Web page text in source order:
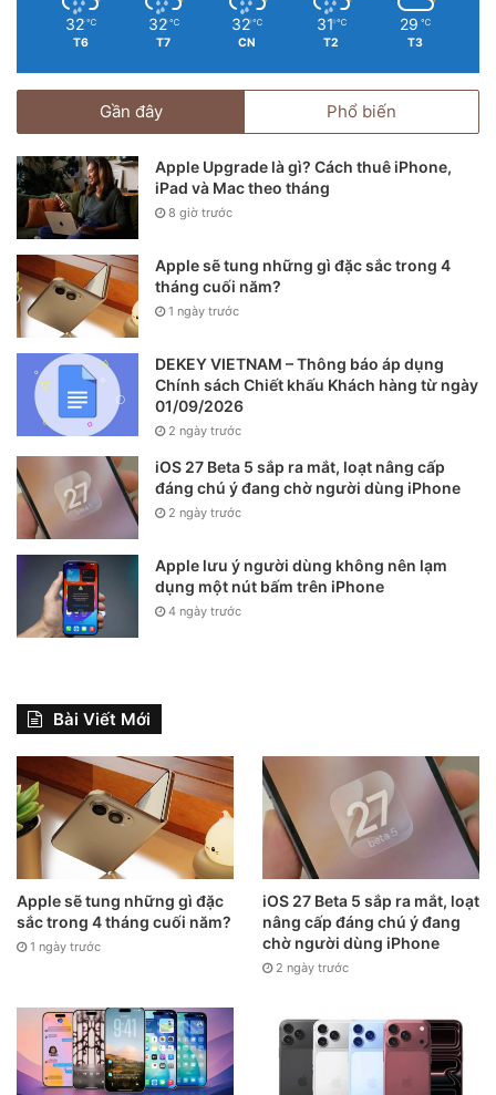
32 ℃
T6
32 ℃
T7
32 ℃
CN
31 ℃
T2
29 ℃
T3
Gần đây Phổ biến
Apple Upgrade là gì? Cách thuê iPhone,
iPad và Mac theo tháng
8 giờ trước
Apple sẽ tung những gì đặc sắc trong 4
tháng cuối năm?
1 ngày trước
DEKEY VIETNAM – Thông báo áp dụng
Chính sách Chiết khấu Khách hàng từ ngày
01/09/2026
2 ngày trước
iOS 27 Beta 5 sắp ra mắt, loạt nâng cấp
đáng chú ý đang chờ người dùng iPhone
2 ngày trước
Apple lưu ý người dùng không nên lạm
dụng một nút bấm trên iPhone
4 ngày trước
Bài Viết Mới
Apple sẽ tung những gì đặc
sắc trong 4 tháng cuối năm?
1 ngày trước
iOS 27 Beta 5 sắp ra mắt, loạt
nâng cấp đáng chú ý đang
chờ người dùng iPhone
2 ngày trước